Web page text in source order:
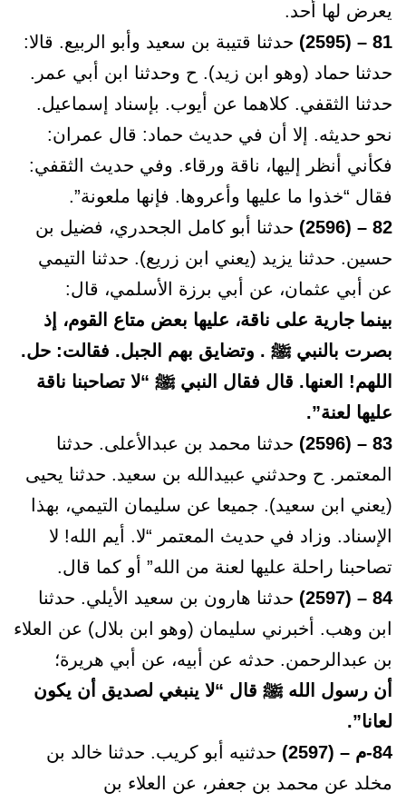
يعرض لها أحد.
81 – (2595)
حدثنا قتيبة بن سعيد وأبو الربيع. قالا:
حدثنا حماد (وهو ابن زيد). ح وحدثنا ابن أبي عمر.
حدثنا الثقفي. كلاهما عن أيوب. بإسناد إسماعيل.
نحو حديثه. إلا أن في حديث حماد: قال عمران:
فكأني أنظر إليها، ناقة ورقاء. وفي حديث الثقفي:
فقال “خذوا ما عليها وأعروها. فإنها ملعونة”.
82 – (2596)
حدثنا أبو كامل الجحدري، فضيل بن
حسين. حدثنا يزيد (يعني ابن زريع). حدثنا التيمي
عن أبي عثمان، عن أبي برزة الأسلمي، قال:
بينما جارية على ناقة، عليها بعض متاع القوم، إذ
بصرت بالنبي ﷺ . وتضايق بهم الجبل. فقالت: حل.
اللهم! العنها. قال فقال النبي ﷺ “لا تصاحبنا ناقة
عليها لعنة”.
83 – (2596)
حدثنا محمد بن عبدالأعلى. حدثنا
المعتمر. ح وحدثني عبيدالله بن سعيد. حدثنا يحيى
(يعني ابن سعيد). جميعا عن سليمان التيمي، بهذا
الإسناد. وزاد في حديث المعتمر “لا. أيم الله! لا
تصاحبنا راحلة عليها لعنة من الله” أو كما قال.
84 – (2597)
حدثنا هارون بن سعيد الأيلي. حدثنا
ابن وهب. أخبرني سليمان (وهو ابن بلال) عن العلاء
بن عبدالرحمن. حدثه عن أبيه، عن أبي هريرة؛
أن رسول الله ﷺ قال “لا ينبغي لصديق أن يكون
لعانا”.
84-م – (2597)
حدثنيه أبو كريب. حدثنا خالد بن
مخلد عن محمد بن جعفر، عن العلاء بن